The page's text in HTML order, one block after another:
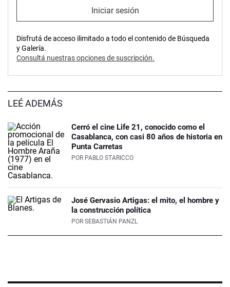
Iniciar sesión
Disfrutá de acceso ilimitado a todo el contenido de Búsqueda
y Galería.
Consultá nuestras opciones de suscripción.
LEÉ ADEMÁS
Cerró el cine Life 21, conocido como el
Casablanca, con casi 80 años de historia en
Punta Carretas
POR PABLO STARICCO
José Gervasio Artigas: el mito, el hombre y
la construcción política
POR SEBASTIÁN PANZL